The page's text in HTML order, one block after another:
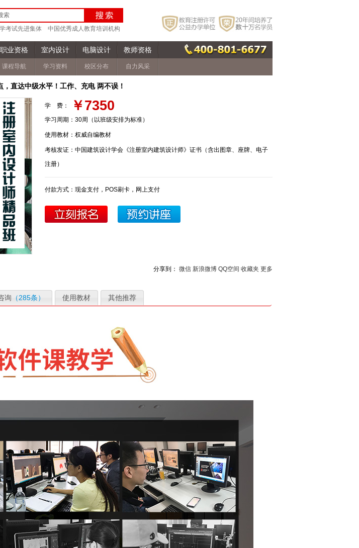
考试先进集体 中国优秀成人教育培训机构
职业资格 室内设计 电脑设计 教师资格
课程导航 学习资料 校区分布 自力风采
直达中级水平！工作、充电 两不误！
学 费： ￥7350
学习周期： 30周（以班级安排为标准）
使用教材： 权威自编教材
考核发证： 中国建筑设计学会《注册室内建筑设计师》证书（含出图章、座牌、电子
注册）
付款方式： 现金支付，POS刷卡，网上支付
分享到： 微信 新浪微博 QQ空间 收藏夹 更多
询 （285条） 使用教材 其他推荐